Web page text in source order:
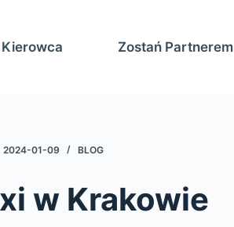
Kierowca Zostań Partnerem
2024-01-09 BLOG
w Krakowie